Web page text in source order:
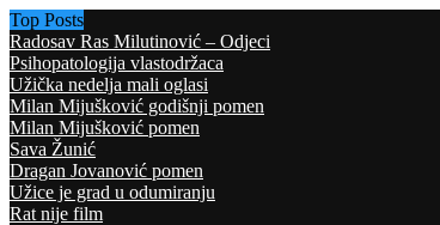
Top Posts
Radosav Ras Milutinović – Odjeci
Psihopatologija vlastodržaca
Užička nedelja mali oglasi
Milan Mijušković godišnji pomen
Milan Mijušković pomen
Sava Žunić
Dragan Jovanović pomen
Užice je grad u odumiranju
Rat nije film